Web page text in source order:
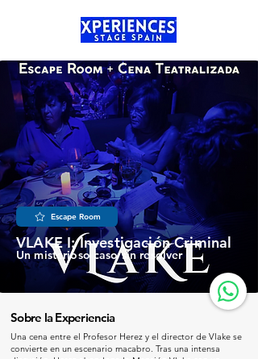
VLAKE I: Investigación Criminal
Un misterioso caso sin resolver
Escape Room
Sobre la Experiencia
Una cena entre el Profesor Herez y el director de Vlake se
convierte en un escenario macabro. Tras una intensa